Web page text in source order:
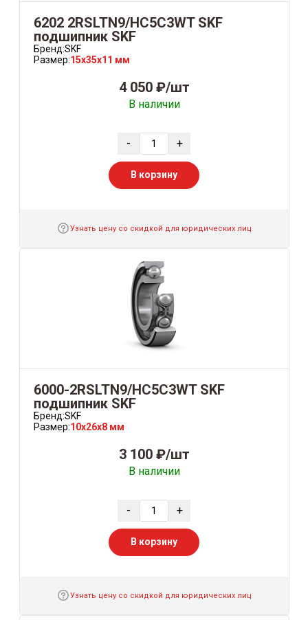
6202 2RSLTN9/HC5C3WT SKF
подшипник SKF
Бренд:SKF
Размер:15x35x11 мм
4 050 ₽/шт
В наличии
- +
В корзину
Узнать цену со скидкой для юридических лиц
6000-2RSLTN9/HC5C3WT SKF
подшипник SKF
Бренд:SKF
Размер:10x26x8 мм
3 100 ₽/шт
В наличии
- +
В корзину
Узнать цену со скидкой для юридических лиц